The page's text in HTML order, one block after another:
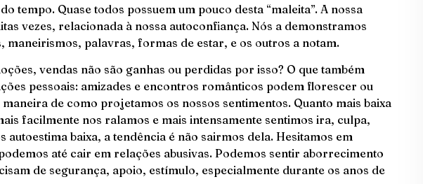
tempo. Quase todos possuem um pouco desta “maleita”. A nossa
vezes, relacionada à nossa autoconfiança. Nós a demonstramos
maneirismos, palavras, formas de estar, e os outros a notam.
vendas não são ganhas ou perdidas por isso? O que também
pessoais: amizades e encontros românticos podem florescer ou
de como projetamos os nossos sentimentos. Quanto mais baixa
facilmente nos ralamos e mais intensamente sentimos ira, culpa,
autoestima baixa, a tendência é não sairmos dela. Hesitamos em
até cair em relações abusivas. Podemos sentir aborrecimento
de segurança, apoio, estímulo, especialmente durante os anos de